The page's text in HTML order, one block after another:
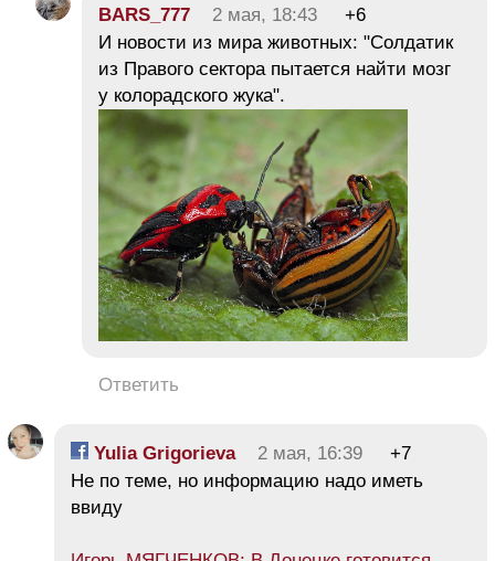
BARS_777 2 мая, 18:43
+6
И новости из мира животных: "Солдатик
из Правого сектора пытается найти мозг
у колорадского жука".
Ответить
Yulia Grigorieva 2 мая, 16:39
+7
Не по теме, но информацию надо иметь
ввиду